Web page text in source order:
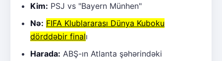
Kim: PSJ vs "Bayern Münhen"
Nə: FIFA Klublararası Dünya Kuboku
dörddəbir finalı
Harada: ABŞ-ın Atlanta şəhərindəki